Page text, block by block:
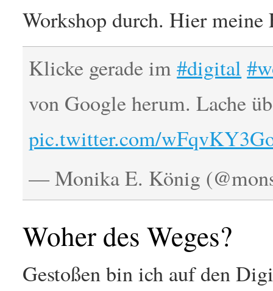
Workshop durch. Hier meine
Klicke gerade im#digital
von Google herum. Lache
pic.twitter.com/
— Monika E. König
Woher des Weges?
Gestoßen bin ich auf den